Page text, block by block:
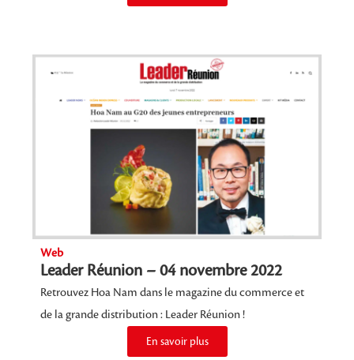
Web
Leader Réunion – 04 novembre 2022
Retrouvez Hoa Nam dans le magazine du commerce et
de la grande distribution : Leader Réunion !
En savoir plus